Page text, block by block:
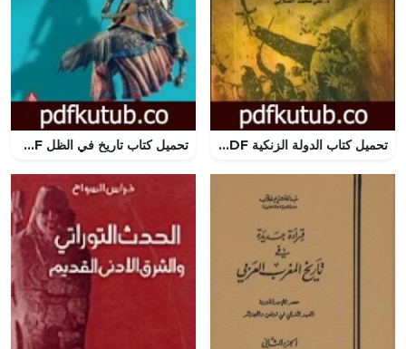
تحميل كتاب الدولة الزنكية PDF تأليف علي محمد الصلابي مجانا [كامل] تحميل كتاب تاريخ في الظل PDF تأليف وليد فكري مجانا [كامل]